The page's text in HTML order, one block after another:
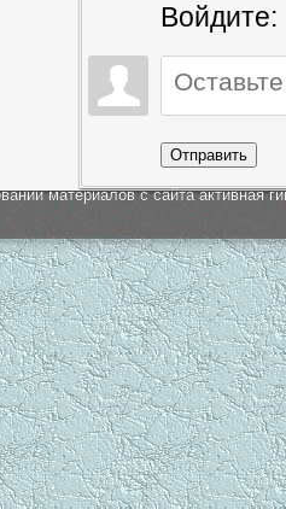
Войдите:
Отправить
материалов с сайта активная